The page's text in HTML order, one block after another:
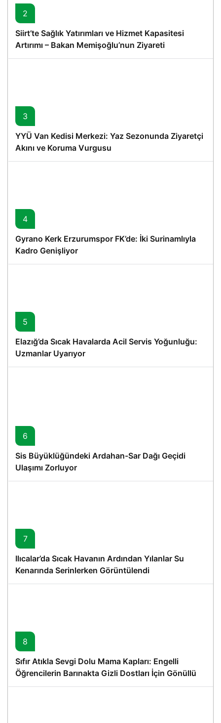
2
Siirt’te Sağlık Yatırımları ve Hizmet Kapasitesi
Artırımı – Bakan Memişoğlu’nun Ziyareti
3
YYÜ Van Kedisi Merkezi: Yaz Sezonunda Ziyaretçi
Akını ve Koruma Vurgusu
4
Gyrano Kerk Erzurumspor FK’de: İki Surinamlıyla
Kadro Genişliyor
5
Elazığ’da Sıcak Havalarda Acil Servis Yoğunluğu:
Uzmanlar Uyarıyor
6
Sis Büyüklüğündeki Ardahan-Sar Dağı Geçidi
Ulaşımı Zorluyor
7
Ilıcalar’da Sıcak Havanın Ardından Yılanlar Su
Kenarında Serinlerken Görüntülendi
8
Sıfır Atıkla Sevgi Dolu Mama Kapları: Engelli
Öğrencilerin Barınakta Gizli Dostları İçin Gönüllü
Proje